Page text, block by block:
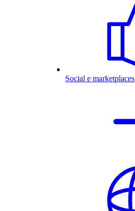
Social e marketplaces